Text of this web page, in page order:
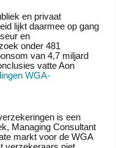
en privaat
lijkt daarmee op gang
en
onder 481
van 4,7 miljard
vatte Aon
WGA-
is een
Managing Consultant
markt voor de WGA